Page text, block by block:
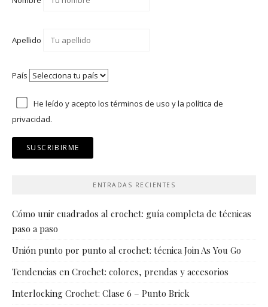
Apellido
País
He leído y acepto los términos de uso yla política de
privacidad.
ENTRADAS RECIENTES
Cómo unir cuadrados al crochet: guía completa de técnicas
paso a paso
Unión punto por punto al crochet: técnica Join As You Go
Tendencias en Crochet: colores, prendas y accesorios
Interlocking Crochet: Clase 6 – Punto Brick